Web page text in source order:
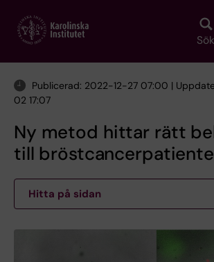
main
Sök
Publicerad: 2022-12-27 07:00 |
02 17:07
Ny metod hittar rätt
till
Hitta på sidan